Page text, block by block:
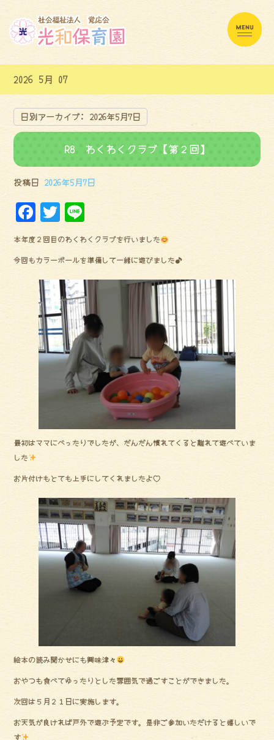
2026 5月 07
日別アーカイブ: 2026年5月7日
R8 わくわくクラブ【第２回】
投稿日 2026年5月7日
F
a
ce
bo
ok
Tw
it
te
r
ne
本年度２回目のわくわくクラブを行いました
今回もカラーボールを準備して一緒に遊びました♪
最初はママにべったりでしたが、だんだん慣れてくると離れて遊べていま
した
お片付けもとても上手にしてくれましたよ♡
絵本の読み聞かせにも興味津々
おやつも食べてゆったりとした雰囲気で過ごすことができました。
次回は５月２１日に実施します。
お天気が良ければ戸外で遊ぶ予定です。是非ご参加いただけると嬉しいで
す